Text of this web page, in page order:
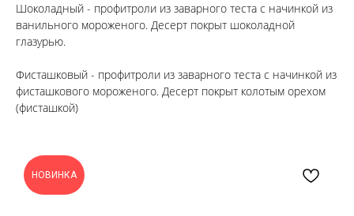
Шоколадный - профитроли из заварного теста с начинкой из
ванильного мороженого. Десерт покрыт шоколадной
глазурью.
Фисташковый - профитроли из заварного теста с начинкой из
фисташкового мороженого. Десерт покрыт колотым орехом
(фисташкой)
НОВИНКА